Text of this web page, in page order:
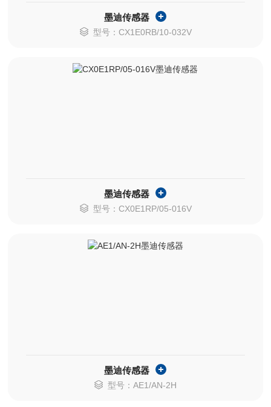
墨迪传感器
型号：CX1E0RB/10-032V
墨迪传感器
型号：CX0E1RP/05-016V
墨迪传感器
型号：AE1/AN-2H